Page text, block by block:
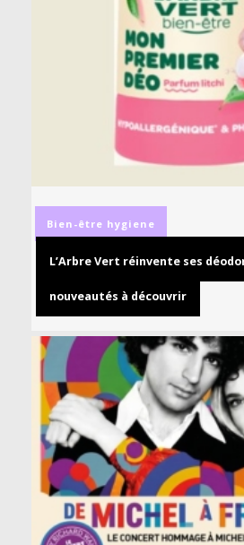
Bien-être hygiene
L’Arbre Vert réinvente ses
nouveautés à découvrir